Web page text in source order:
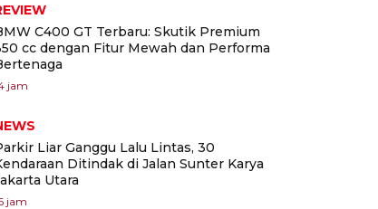
C400 GT Terbaru: Skutik Premium
cc dengan Fitur Mewah dan Performa
jam
Liar Ganggu Lalu Lintas, 30
Ditindak di Jalan Sunter Karya
Utara
jam